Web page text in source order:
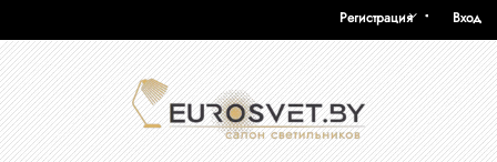
Вход
Регистрация